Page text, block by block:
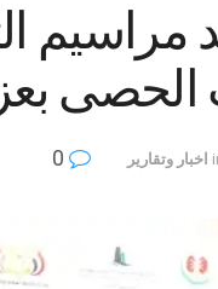
مراسيم
الحصى
اخبار وتقارير